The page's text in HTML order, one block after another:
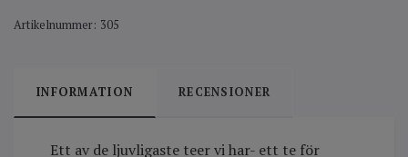
Artikelnummer: 305
INFORMATION RECENSIONER
Ett av de ljuvligaste teer vi har- ett te för